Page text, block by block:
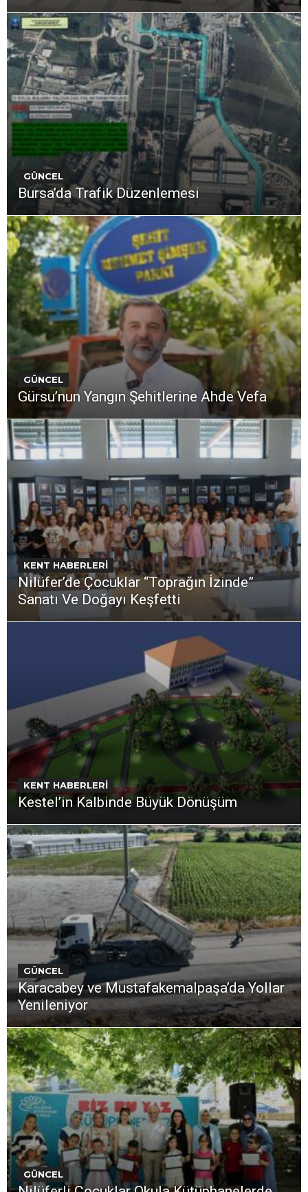
GÜNCEL
Bursa’da Trafik Düzenlemesi
GÜNCEL
Gürsu’nun Yangın Şehitlerine Ahde Vefa
KENT HABERLERİ
Nilüfer’de Çocuklar “Toprağın İzinde”
Sanatı Ve Doğayı Keşfetti
KENT HABERLERİ
Kestel’in Kalbinde Büyük Dönüşüm
GÜNCEL
Karacabey ve Mustafakemalpaşa’da Yollar
Yenileniyor
GÜNCEL